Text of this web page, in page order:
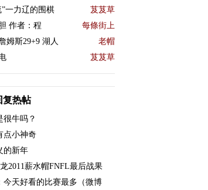
一力辽的围棋 芨芨草
作者：程 每條街上
姆斯29+9 湖人 老帽
芨芨草
复热帖
很牛吗？
点小神奇
的新年
2011薪水帽FNFL最后战果
今天好看的比赛最多（微博